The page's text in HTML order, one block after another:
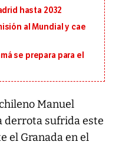
hasta 2032
al Mundial y cae
se prepara para el
Manuel
derrota sufrida este
el Granada en el